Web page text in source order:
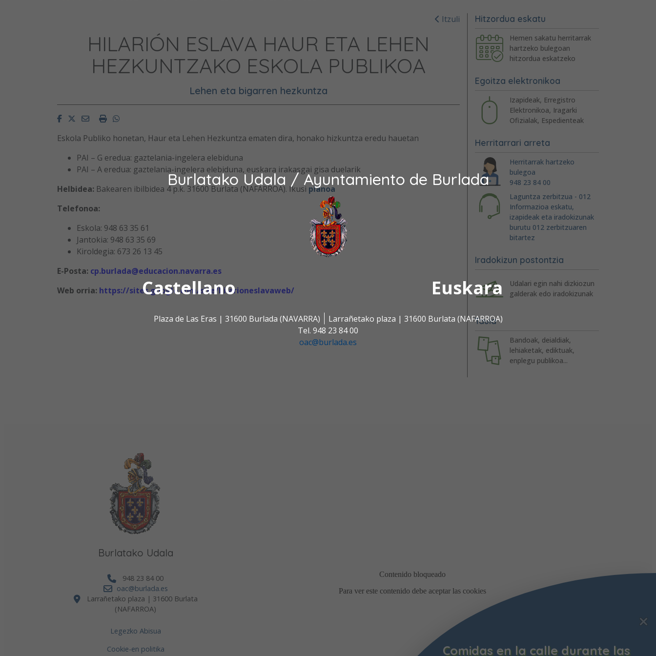
Burlatako Udala / Ayuntamiento de Burlada
Castellano Euskara
Plaza de Las Eras | 31600 Burlada (NAVARRA)
Larrañetako plaza | 31600 Burlata (NAFARROA)
Tel. 948 23 84 00
oac@burlada.es
Comidas en la calle durante las
Itzuli
HILARIÓN ESLAVA HAUR ETA LEHEN
HEZKUNTZAKO ESKOLA PUBLIKOA
Lehen eta bigarren hezkuntza
FacebookTwitterEmailImprimirWhatsapp
Eskola Publiko honetan, Haur eta Lehen Hezkuntza ematen dira, honako hizkuntza eredu hauetan
PAI – G eredua: gaztelania-ingelera elebiduna
PAI – A eredua: gaztelania-ingelera elebiduna, euskara irakasgai gisa duelarik
Helbidea: Bakearen ibilbidea 4 p.k. 31600 Burlata (NAFARROA). Ikusi planoa
Telefonoa:
Eskola: 948 63 35 61
Jantokia: 948 63 35 69
Kiroldegia: 673 26 13 45
E-Posta: cp.burlada@educacion.navarra.es
Web orria: https://sites.google.com/site/hilarioneslavaweb/
Hitzordua eskatu
Hemen sakatu herritarrak
hartzeko bulegoan
hitzordua eskatzeko
Egoitza elektronikoa
Izapideak, Erregistro
Elektronikoa, Iragarki
Ofizialak, Espedienteak
Herritarrari arreta
Herritarrak hartzeko
bulegoa
948 23 84 00
Laguntza zerbitzua - 012
Informazioa eskatu,
izapideak eta iradokizunak
burutu 012 zerbitzuaren
bitartez
Iradokizun postontzia
Udalari egin nahi dizkiozun
galderak edo iradokizunak
Taula
Bandoak, deialdiak,
lehiaketak, ediktuak,
enplegu publikoa...
Burlatako Udala
948 23 84 00
oac@burlada.es
Larrañetako plaza | 31600 Burlata
(NAFARROA)
Legezko Abisua
Cookie-en politika